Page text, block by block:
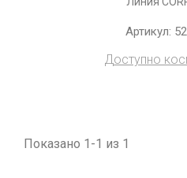
Артикул:
Доступно
Показано 1-1 из 1